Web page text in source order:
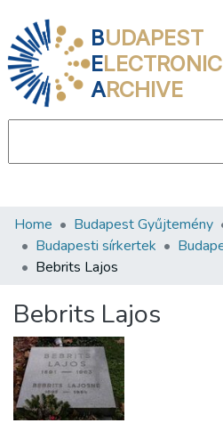
BUDAPEST
ELECTRONIC
ARCHIVE
Communities & Collections
All of DSpace
About us
Home Budapest Gyűjtemény
Budapesti sírkertek
Bebrits Lajos
Bebrits Lajos